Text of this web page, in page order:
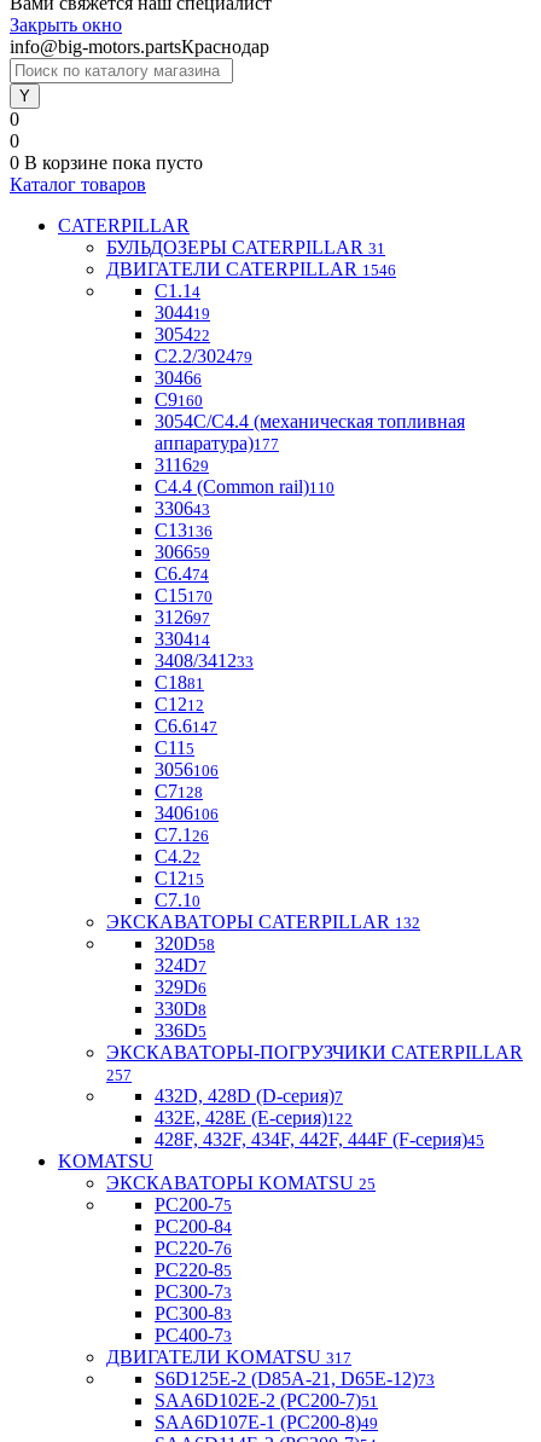
Закрыть окно
info@big-motors.partsКраснодар
0
0
0 В корзине пока пусто
Каталог товаров
CATERPILLAR
БУЛЬДОЗЕРЫ CATERPILLAR 31
ДВИГАТЕЛИ CATERPILLAR 1546
C1.1 4
304419
305422
С2.2/302479
30466
С9160
3054С/С4.4 (механическая топливная
аппаратура)177
311629
С4.4 (Common rail)110
330643
С13136
306659
С6.474
С15170
312697
330414
3408/341233
С1881
C1212
С6.6147
C11 5
3056106
С7128
3406106
C7.1 26
C4.22
С1215
С7.1 0
ЭКСКАВАТОРЫ CATERPILLAR 132
320D58
324D7
329D6
330D8
336D5
ЭКСКАВАТОРЫ-ПОГРУЗЧИКИ CATERPILLAR
257
432D, 428D (D-серия)7
432E, 428E (E-серия)122
428F, 432F, 434F, 442F, 444F (F-серия)45
KOMATSU
ЭКСКАВАТОРЫ KOMATSU 25
PC200-75
PC200-84
PC220-76
PC220-85
PC300-73
PC300-83
PC400-73
ДВИГАТЕЛИ KOMATSU 317
S6D125E-2 (D85A-21, D65E-12)73
SAA6D102E-2 (PC200-7)51
SAA6D107E-1 (PC200-8)49